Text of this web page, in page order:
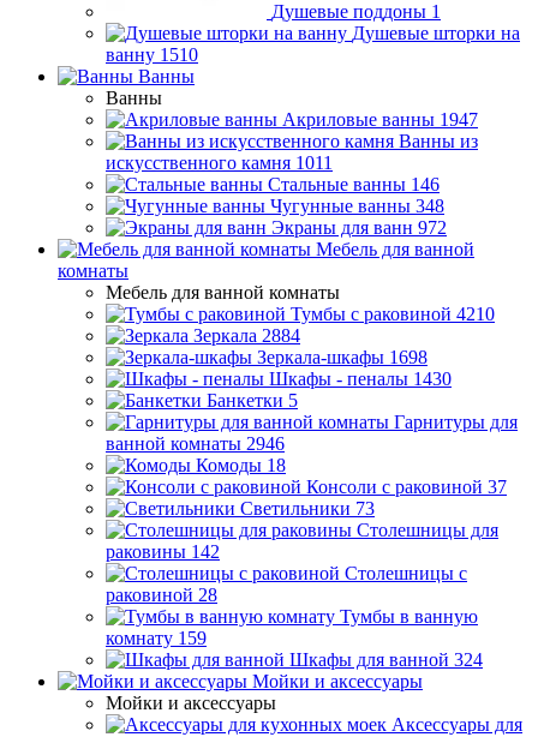
Душевые поддоны 1
Душевые шторки на
ванну 1510
Ванны
Ванны
Акриловые ванны 1947
Ванны из
искусственного камня 1011
Стальные ванны 146
Чугунные ванны 348
Экраны для ванн 972
Мебель для ванной
комнаты
Мебель для ванной комнаты
Тумбы с раковиной 4210
Зеркала 2884
Зеркала-шкафы 1698
Шкафы - пеналы 1430
Банкетки 5
Гарнитуры для
ванной комнаты 2946
Комоды 18
Консоли с раковиной 37
Светильники 73
Столешницы для
раковины 142
Столешницы с
раковиной 28
Тумбы в ванную
комнату 159
Шкафы для ванной 324
Мойки и аксессуары
Мойки и аксессуары
Аксессуары для